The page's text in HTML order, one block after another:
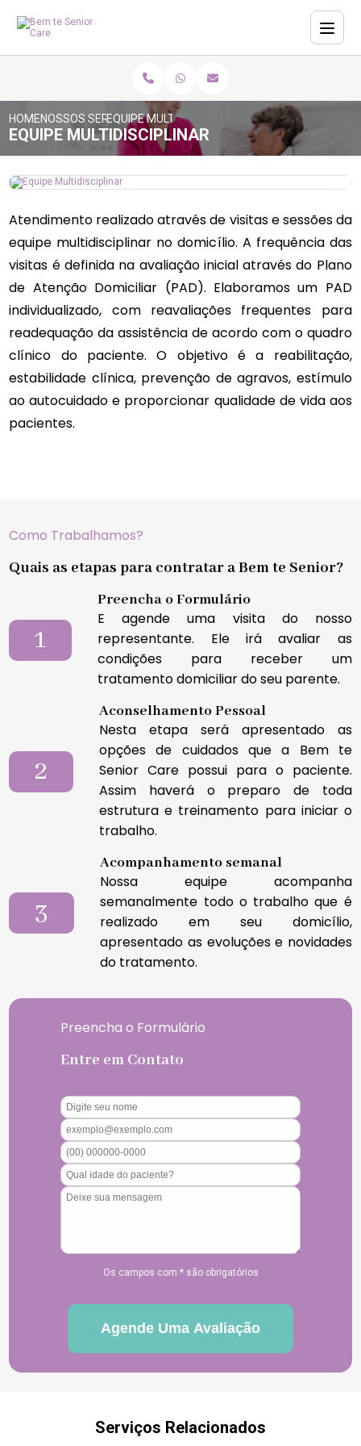
HOMENOSSOS SERVIÇOSEQUIPE MULTIDISCIPLINAR
EQUIPE MULTIDISCIPLINAR
Atendimento realizado através de visitas e sessões da
equipe multidisciplinar no domicílio. A frequência das
visitas é definida na avaliação inicial através do Plano
de Atenção Domiciliar (PAD). Elaboramos um PAD
individualizado, com reavaliações frequentes para
readequação da assistência de acordo com o quadro
clínico do paciente. O objetivo é a reabilitação,
estabilidade clínica, prevenção de agravos, estímulo
ao autocuidado e proporcionar qualidade de vida aos
pacientes.
Como Trabalhamos?
Quais as etapas para contratar a Bem te Senior?
1
Preencha o Formulário
E agende uma visita do nosso
representante. Ele irá avaliar as
condições para receber um
tratamento domiciliar do seu parente.
2
Aconselhamento Pessoal
Nesta etapa será apresentado as
opções de cuidados que a Bem te
Senior Care possui para o paciente.
Assim haverá o preparo de toda
estrutura e treinamento para iniciar o
trabalho.
3
Acompanhamento semanal
Nossa equipe acompanha
semanalmente todo o trabalho que é
realizado em seu domicílio,
apresentado as evoluções e novidades
do tratamento.
Preencha o Formulário
Entre em Contato
Os campos com * são obrigatórios
Serviços Relacionados